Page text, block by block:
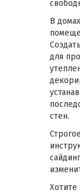
В
для
стен.
Хотите